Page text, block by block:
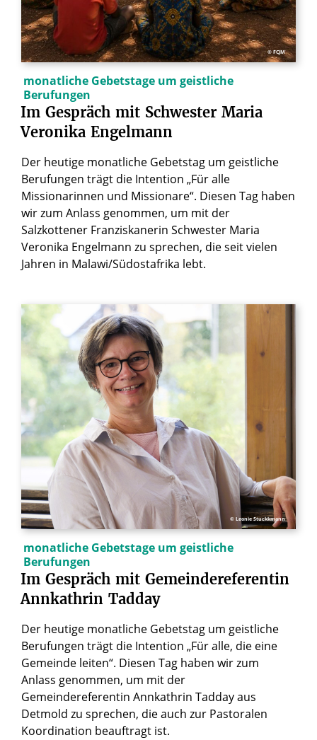
© FCJM
monatliche Gebetstage um geistliche
Berufungen
Im Gespräch mit Schwester Maria
Veronika Engelmann
Der heutige monatliche Gebetstag um geistliche
Berufungen trägt die Intention „Für alle
Missionarinnen und Missionare“. Diesen Tag haben
wir zum Anlass genommen, um mit der
Salzkottener Franziskanerin Schwester Maria
Veronika Engelmann zu sprechen, die seit vielen
Jahren in Malawi/Südostafrika lebt.
© Leonie Stuckkmann
monatliche Gebetstage um geistliche
Berufungen
Im Gespräch mit Gemeindereferentin
Annkathrin Tadday
Der heutige monatliche Gebetstag um geistliche
Berufungen trägt die Intention „Für alle, die eine
Gemeinde leiten“. Diesen Tag haben wir zum
Anlass genommen, um mit der
Gemeindereferentin Annkathrin Tadday aus
Detmold zu sprechen, die auch zur Pastoralen
Koordination beauftragt ist.